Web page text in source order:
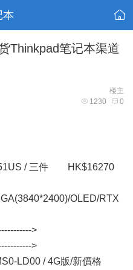
本
Thinkpad笔记本渠道
楼主
1230 0
/ 三件 HK$16270
OLED/RTX
>
>
LD00 / 4G版/新價格